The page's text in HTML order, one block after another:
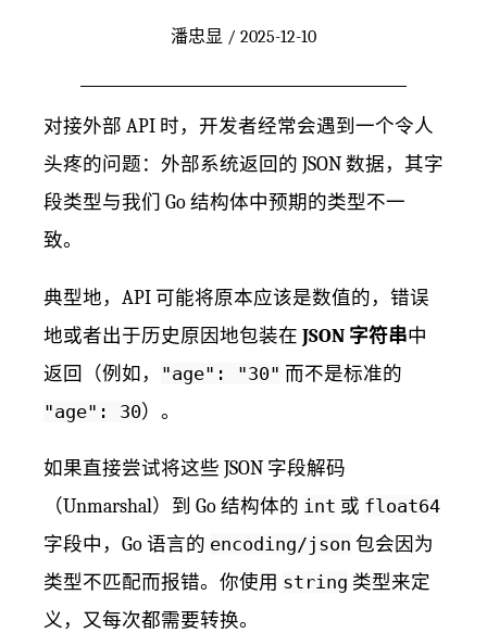
潘忠显 / 2025-12-10
对接外部 API 时，开发者经常会遇到一个令人
头疼的问题：外部系统返回的 JSON 数据，其字
段类型与我们 Go 结构体中预期的类型不一
致。
典型地，API 可能将原本应该是数值的，错误
地或者出于历史原因地包装在 JSON 字符串中
返回（例如， "age": "30" 而不是标准的
"age": 30）。
如果直接尝试将这些 JSON 字段解码
（Unmarshal）到 Go 结构体的 int 或 float64
字段中，Go 语言的 encoding/json 包会因为
类型不匹配而报错。你使用 string 类型来定
义，又每次都需要转换。